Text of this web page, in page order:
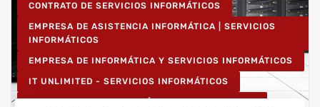
CONTRATO DE SERVICIOS INFORMÁTICOS
EMPRESA DE ASISTENCIA INFORMÁTICA | SERVICIOS
INFORMÁTICOS
EMPRESA DE INFORMÁTICA Y SERVICIOS INFORMÁTICOS
IT UNLIMITED - SERVICIOS INFORMÁTICOS